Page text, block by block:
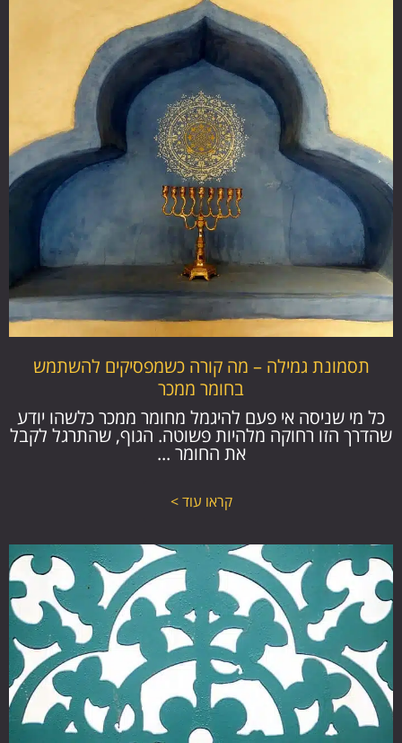
תסמונת גמילה – מה קורה כשמפסיקים להשתמש
בחומר ממכר
כל מי שניסה אי פעם להיגמל מחומר ממכר כלשהו יודע
שהדרך הזו רחוקה מלהיות פשוטה. הגוף, שהתרגל לקבל
את החומר ...
קראו עוד >